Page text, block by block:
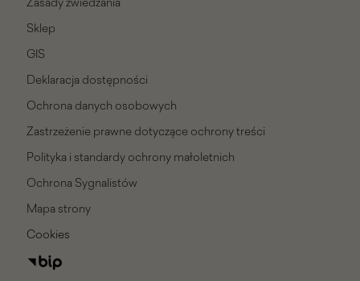
Sklep
GIS
Deklaracja dostępności
Ochrona danych osobowych
Zastrzeżenie prawne dotyczące ochrony treści
Polityka i standardy ochrony małoletnich
Ochrona Sygnalistów
Mapa strony
Cookies